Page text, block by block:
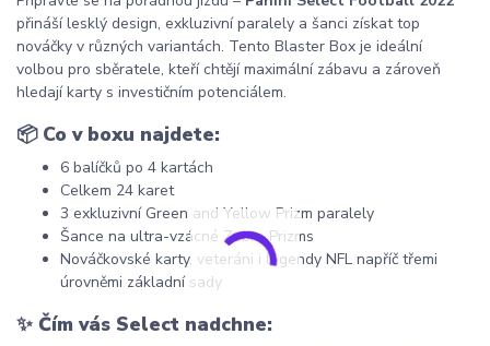
přináší lesklý design, exkluzivní paralely a šanci získat top
nováčky v různých variantách. Tento Blaster Box je ideální
volbou pro sběratele, kteří chtějí maximální zábavu a zároveň
hledají karty s investičním potenciálem.
📦 Co v boxu najdete:
6 balíčků po 4 kartách
Celkem 24 karet
3 exkluzivní Green and Yellow Prizm paralely
Šance na ultra-vzácné Zebra Prizms
Nováčkovské karty, veteráni i legendy NFL napříč třemi
úrovněmi základní sady
✨ Čím vás Select nadchne: